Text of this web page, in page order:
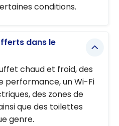
conditions.
dans le
chaud et froid, des
performance, un Wi-Fi
des zones de
que des toilettes
genre.